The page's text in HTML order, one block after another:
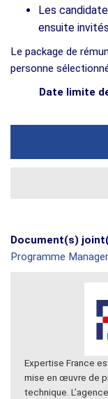
Les
ensuite
Le package de
personne
Date limite
Document(s)
Programme
Expertise France
mise en œuvre de
technique.